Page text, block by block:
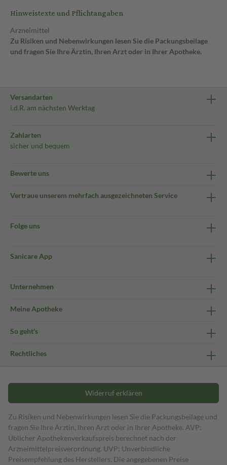
Hinweistexte und Pflichtangaben
Arzneimittel
Zu Risiken und Nebenwirkungen lesen Sie die Packungsbeilage
und fragen Sie Ihre Ärztin, Ihren Arzt oder in Ihrer Apotheke.
Versandarten
i.d.R. am nächsten Werktag
Zahlarten
sicher und bequem
Bewerte uns
Vertraue unserem mehrfach ausgezeichneten Service
Folge uns
Sanicare App
Unternehmen
Meine Apotheke
So geht's
Rechtliches
Widerruf erklären
Zu Risiken und Nebenwirkungen lesen Sie die Packungsbeilage und
fragen Sie Ihre Ärztin, Ihren Arzt oder in Ihrer Apotheke. AVP:
Üblicher Apothekenverkaufspreis berechnet nach der
Arzneimittelpreisverordnung. UVP: Unverbindliche
Preisempfehlung des Herstellers. Die angegebenen Preise